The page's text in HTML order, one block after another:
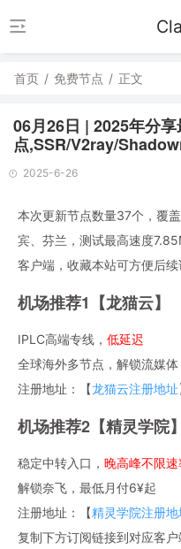
首页 / 免费节点 / 正文
06月26日 | 2025年分
点,SSR/V2ray/
2025-6-26
本次更新节点数量37个，覆
宾、芬兰，测试最高速度
客户端，收藏本站可方便后续
机场推荐1【龙猫云】
IPLC高端专线， 低延迟
全球海外多节点，解锁流媒体
注册地址：【龙猫云注册地址
机场推荐2【精灵学院】
稳定中转入口， 晚高峰不限速
解锁奈飞，最低月付6¥起
注册地址：【精灵学院注册地
复制下方订阅链接到对应客户